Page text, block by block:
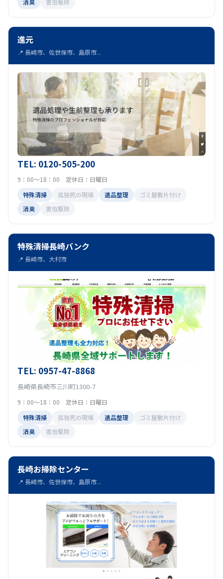
消臭 害虫駆除
進元
📍 長崎市、佐世保市、島原市...
TEL: 0120-505-200
9：00～18：00 定休日：日曜日
特殊清掃
孤独死の現場 遺品整理
ゴミ屋敷片付け
消臭
害虫駆除
特殊清掃長崎バンク
📍 長崎市、大村市
TEL: 0957-47-8868
長崎県長崎市三川町1300-7
9：00～18：00 定休日：日曜日
特殊清掃
孤独死の現場 遺品整理
ゴミ屋敷片付け
消臭
害虫駆除
長崎お掃除センター
📍 長崎市、佐世保市、島原市...